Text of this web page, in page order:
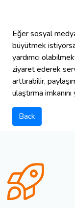
Eğer sosyal
büyütmek
yardımcı
ziyaret ederek
arttırabilir,
ulaştırma
Back